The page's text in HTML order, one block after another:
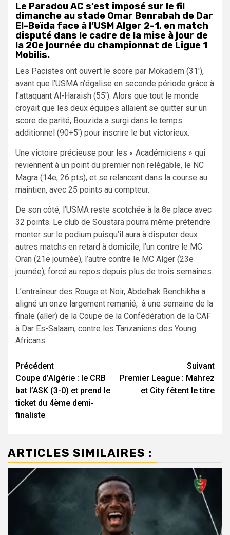
Le Paradou AC s’est imposé sur le fil
dimanche au stade Omar Benrabah de Dar
El-Beïda face à l’USM Alger 2-1, en match
disputé dans le cadre de la mise à jour de
la 20e journée du championnat de Ligue 1
Mobilis.
Les Pacistes ont ouvert le score par Mokadem (31′),
avant que l’USMA n’égalise en seconde période grâce à
l’attaquant Al-Haraish (55′). Alors que tout le monde
croyait que les deux équipes allaient se quitter sur un
score de parité, Bouzida a surgi dans le temps
additionnel (90+5′) pour inscrire le but victorieux.
Une victoire précieuse pour les « Académiciens » qui
reviennent à un point du premier non relégable, le NC
Magra (14e, 26 pts), et se relancent dans la course au
maintien, avec 25 points au compteur.
De son côté, l’USMA reste scotchée à la 8e place avec
32 points. Le club de Soustara pourra même prétendre
monter sur le podium puisqu’il aura à disputer deux
autres matchs en retard à domicile, l’un contre le MC
Oran (21e journée), l’autre contre le MC Alger (23e
journée), forcé au repos depuis plus de trois semaines.
L’entraîneur des Rouge et Noir, Abdelhak Benchikha a
aligné un onze largement remanié, à une semaine de la
finale (aller) de la Coupe de la Confédération de la CAF
à Dar Es-Salaam, contre les Tanzaniens des Young
Africans.
Navigation
d’article
Précédent
Coupe d’Algérie : le CRB
bat l’ASK (3-0) et prend le
ticket du 4ème demi-
finaliste
Suivant
Premier League : Mahrez
et City fêtent le titre
ARTICLES SIMILAIRES :